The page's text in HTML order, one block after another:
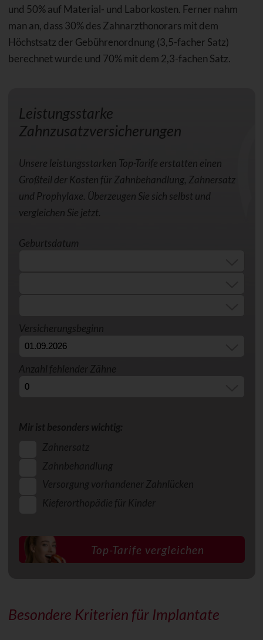
und 50% auf Material- und Laborkosten. Ferner nahm
man an, dass 30% des Zahnarzthonorars mit dem
Höchstsatz der Gebührenordnung (3,5-facher Satz)
berechnet wurde und 70% mit dem 2,3-fachen Satz.
Leistungsstarke
Zahnzusatzversicherungen
Unsere leistungsstarken Top-Tarife erstatten einen
Großteil der Kosten für Zahnbehandlung, Zahnersatz
und Prophylaxe. Überzeugen Sie sich selbst und
vergleichen Sie jetzt.
Geburtsdatum
Versicherungsbeginn
Anzahl fehlender Zähne
Mir ist besonders wichtig:
Zahnersatz
Zahnbehandlung
Versorgung vorhandener Zahnlücken
Kieferorthopädie für Kinder
Besondere Kriterien für Implantate